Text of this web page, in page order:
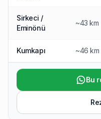
Sirkeci /
Eminönü
~43 km
Kumkapı ~46 km
Bu